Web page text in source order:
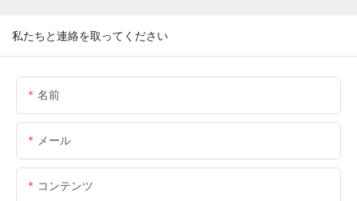
私たちと連絡を取ってください
名前
メール
コンテンツ